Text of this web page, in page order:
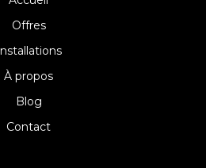
Offres
À propos
Blog
Contact